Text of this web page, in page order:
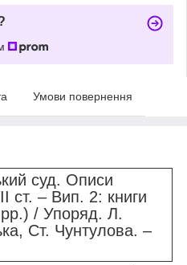
Умови повернення
суд. Описи
ст. – Вип. 2: книги
/ Упоряд. Л.
Ст. Чунтулова. –